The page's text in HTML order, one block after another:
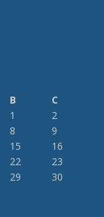
B
C
1
2
8
9
15
16
22
23
29
30